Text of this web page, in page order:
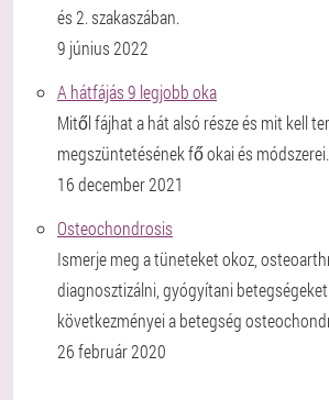
és 2. szakaszában.
9 június 2022
A hátfájás 9 legjobb oka
Mitől fájhat a hát alsó része és mit kell
megszüntetésének fő okai és módszerei.
16 december 2021
Osteochondrosis
Ismerje meg a tüneteket okoz,
diagnosztizálni, gyógyítani
következményei a betegség
26 február 2020